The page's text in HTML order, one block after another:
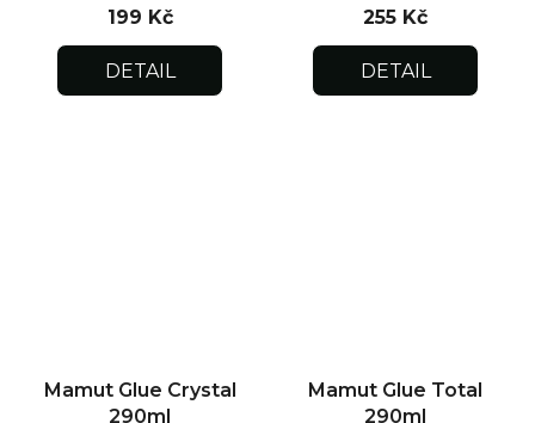
199 Kč
DETAIL
255 Kč
DETAIL
Mamut Glue Crystal
290ml
Mamut Glue Total
290ml